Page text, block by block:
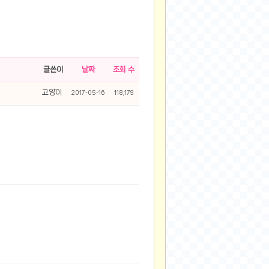
글쓴이 날짜 조회 수
고양이 2017-05-16 118,179